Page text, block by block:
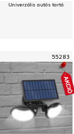
Univerzális autós tartó
55283